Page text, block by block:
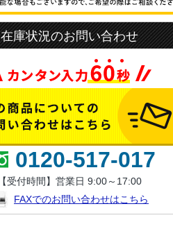
在庫状況のお問い合わせ
0120-517-017
【受付時間】営業日 9:00～17:00
FAXでのお問い合わせはこちら